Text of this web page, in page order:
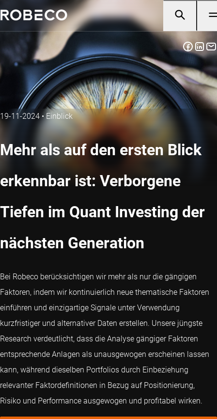
19-11-2024•Einblick
Mehr als auf den ersten Blick
erkennbar ist: Verborgene
Tiefen im Quant Investing der
nächsten Generation
Bei Robeco berücksichtigen wir mehr als nur die gängigen
Faktoren, indem wir kontinuierlich neue thematische Faktoren
einführen und einzigartige Signale unter Verwendung
kurzfristiger und alternativer Daten erstellen. Unsere jüngste
Research verdeutlicht, dass die Analyse gängiger Faktoren
entsprechende Anlagen als unausgewogen erscheinen lassen
kann, während dieselben Portfolios durch Einbeziehung
relevanter Faktordefinitionen in Bezug auf Positionierung,
Risiko und Performance ausgewogen und profitabel wirken.